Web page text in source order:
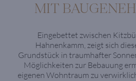
MIT
Eingebettet zwischen
Hahnenkamm, zeigt sich
Grundstück in traumhafter
Möglichkeiten zur Bebauung
eigenen Wohntraum zu